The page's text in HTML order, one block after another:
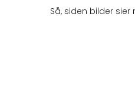
Så, siden bilder